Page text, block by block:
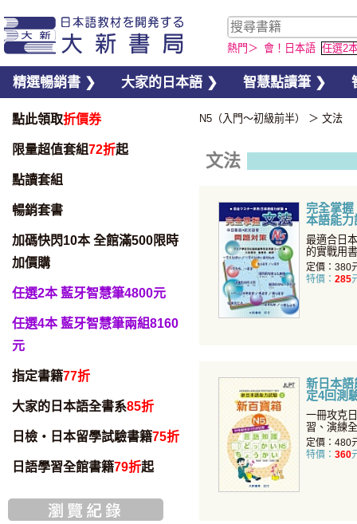
熱門＞ 會！日本語 任選2
精選暢銷書 ❯ 大家的日本語 ❯ 智慧點讀筆 ❯
點此領取折價券
限量超值套組72折起
點讀套組
暢銷套書
加碼快閃10本 全館滿500限時
加價購
任選2本 藍牙智慧筆4800元
任選4本 藍牙智慧筆兩組8160
元
指定書籍77折
大家的日本語全書系85折
日檢・日本留學試驗書籍75折
日語學習全館書籍79折起
N5（入門〜初級前半） ＞ 文法
文法
完全掌
本語能
最適合日
的實戰用
「完全掌
定價：380
特價： 285
新日本語
定4回測
一冊攻克
習、演練
一冊即可
定價：480
特價： 360